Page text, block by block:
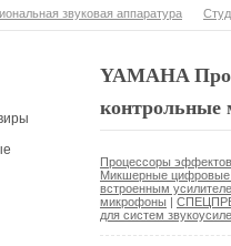
звуковая аппаратура
YAMAHA
Процессоры
Микшерные цифровые
встроенным
микрофоны |
для систем